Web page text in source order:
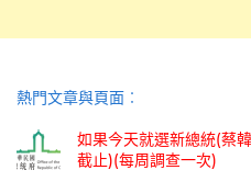
熱門文章與頁面︰
如果今天就選新總統(蔡
截止)(每周調查一次)